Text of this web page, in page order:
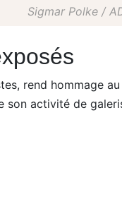
Sigmar Polke /
rend hommage
son activité de